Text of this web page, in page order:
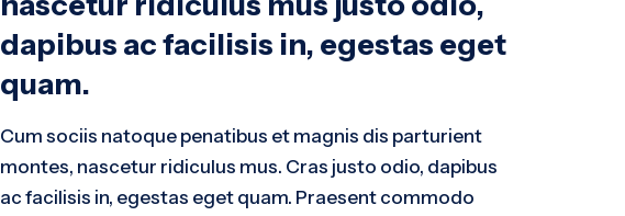
dapibus ac facilisis in, egestas eget
quam.
Cum sociis natoque penatibus et magnis dis parturient
montes, nascetur ridiculus mus. Cras justo odio, dapibus
ac facilisis in, egestas eget quam. Praesent commodo